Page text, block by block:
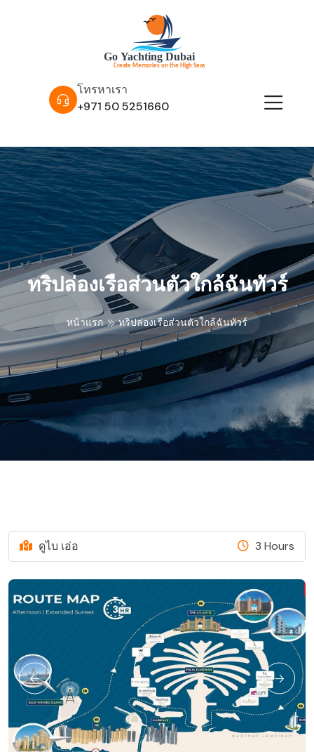
โทรหาเรา
+971 50 5251660
ทริปล่องเรือส่วนตัวใกล้ฉันทัวร์
หน้าแรก ทริปล่องเรือส่วนตัวใกล้ฉันทัวร์
ดูไบ เอ่อ 3 Hours